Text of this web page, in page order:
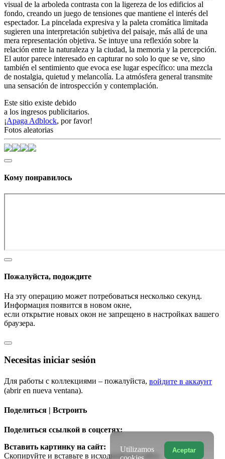
visual de la arboleda contrasta con la ligereza de los edificios al
fondo, creando un juego de tensiones que mantiene el interés del
espectador. La pincelada expresiva y la paleta cromática limitada
sugieren una interpretación subjetiva del paisaje, más allá de una
mera representación objetiva. Se intuye una reflexión sobre la
relación entre la naturaleza y la ciudad, la memoria y la percepción.
El autor parece interesado en capturar no solo lo que se ve, sino
también el sentimiento que evoca ese lugar específico: una mezcla
de nostalgia, quietud y melancolía. La atmósfera general transmite
una sensación de introspección y contemplación.
Este sitio existe debido
a los ingresos publicitarios.
¡Apaga Adblock, por favor!
Fotos aleatorias
Кому понравилось
Пожалуйста, подождите
На эту операцию может потребоваться несколько секунд.
Информация появится в новом окне,
если открытие новых окон не запрещено в настройках вашего
браузера.
Necesitas iniciar sesión
Для работы с коллекциями – пожалуйста, войдите в аккаунт
(abrir en nueva ventana).
Поделиться | Встроить
Поделиться ссылкой в соцсетях:
Вставить картинку на сайт:
Скопируйте и вставьте в исходный код сайта
Aceptar
Utilizamos